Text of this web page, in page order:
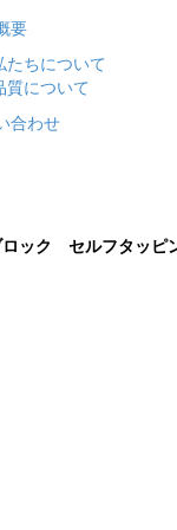
要
たちについて
質について
合わせ
ック セルフタッピ